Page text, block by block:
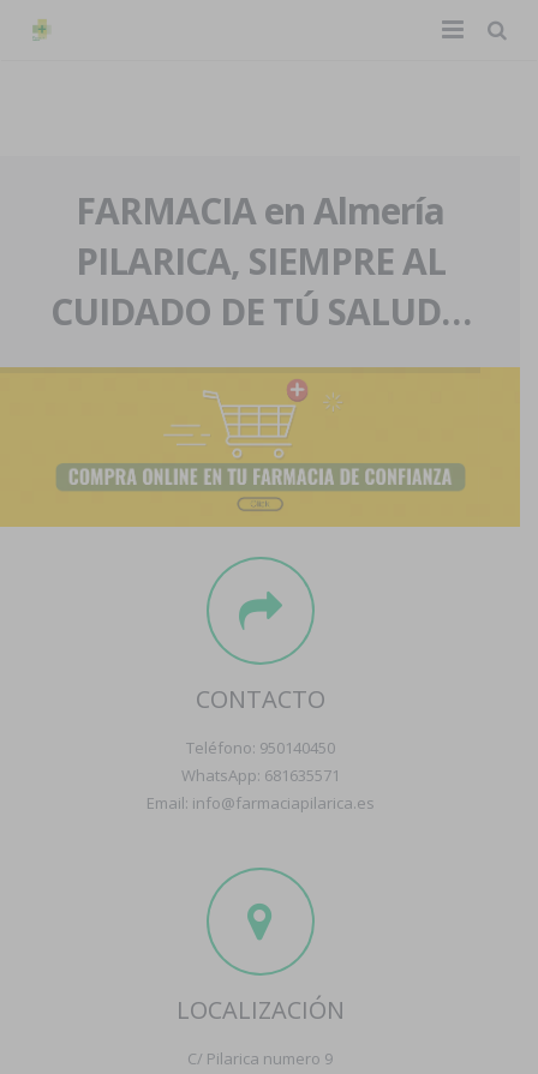
La farmacia
Nuestra historia
Nuestro equipo
Eventos
Servicios y reservas
Pedidos express
Contacto
Boletín
FARMACIA en Almería
PILARICA, SIEMPRE AL
CUIDADO DE TÚ SALUD…
CONTACTO
Teléfono: 950140450
WhatsApp: 681635571
Email: info@farmaciapilarica.es
LOCALIZACIÓN
C/ Pilarica numero 9